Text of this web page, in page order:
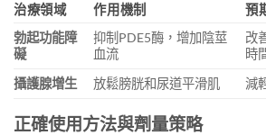
治療領域 作用機制
預
勃起功能障
礙
抑制PDE5酶，增加陰莖
血流
改
時
攝護腺增生
放鬆膀胱和尿道平滑肌 減
正確使用方法與劑量策略